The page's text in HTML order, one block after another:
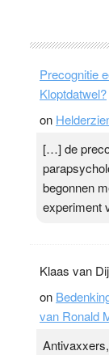
topsporters.
verlagen
Daarop heeft
zijn.
topspsort ›
Precognitie
Kloptdatwel?
on
[…] de
begonnen
experiment
Klaas van
on
van Ronald